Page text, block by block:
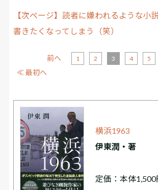
【次ページ】読者に嫌われるような小
書きたくなってしまう（笑）
≪ 最初へ
前へ 1 2 3 4 5
横浜1963
伊東潤・著
定価：本体